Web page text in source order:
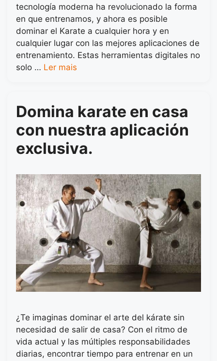
tecnología moderna ha revolucionado la forma
en que entrenamos, y ahora es posible
dominar el Karate a cualquier hora y en
cualquier lugar con las mejores aplicaciones de
entrenamiento. Estas herramientas digitales no
solo … Ler mais
Domina karate en casa
con nuestra aplicación
exclusiva.
¿Te imaginas dominar el arte del kárate sin
necesidad de salir de casa? Con el ritmo de
vida actual y las múltiples responsabilidades
diarias, encontrar tiempo para entrenar en un